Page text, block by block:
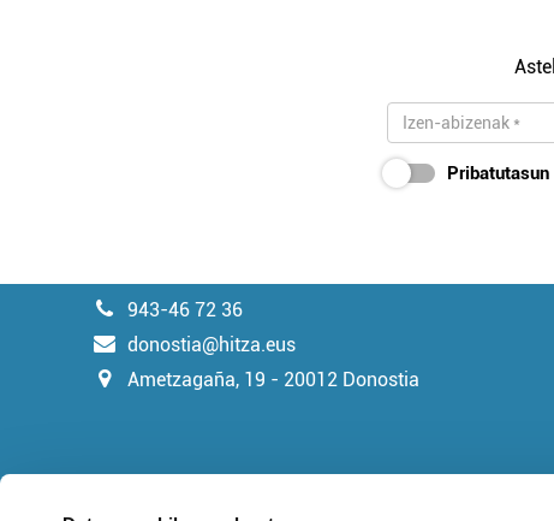
943-46 72 36
donostia@hitza.eus
Ametzagaña, 19 - 20012 Donostia